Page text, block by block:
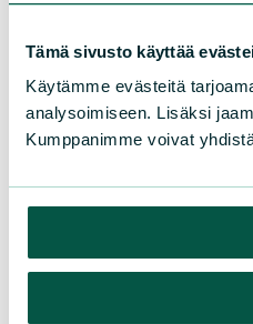
Tämä sivusto käyttää
Käytämme evästeitä
analysoimiseen. Lisäksi
Kumppanimme voivat